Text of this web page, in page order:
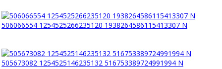
506066554 1254525266235120 1938264586115413307 N
505673082 1254525146235132 516753389724991994 N